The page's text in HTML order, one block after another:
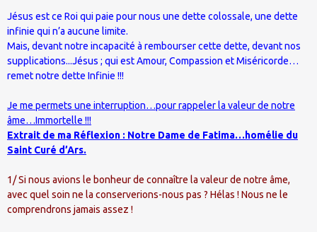
Jésus est ce Roi qui paie pour nous une dette colossale, une dette
infinie qui n’a aucune limite.
Mais, devant notre incapacité à rembourser cette dette, devant nos
supplications...Jésus ; qui est Amour, Compassion et Miséricorde…
remet notre dette Infinie !!!
Je me permets une interruption…pour rappeler la valeur de notre
âme…Immortelle !!!
Extrait de ma Réflexion : Notre Dame de Fatima…homélie du
Saint Curé d’Ars.
1/ Si nous avions le bonheur de connaître la valeur de notre âme,
avec quel soin ne la conserverions-nous pas ? Hélas ! Nous ne le
comprendrons jamais assez !